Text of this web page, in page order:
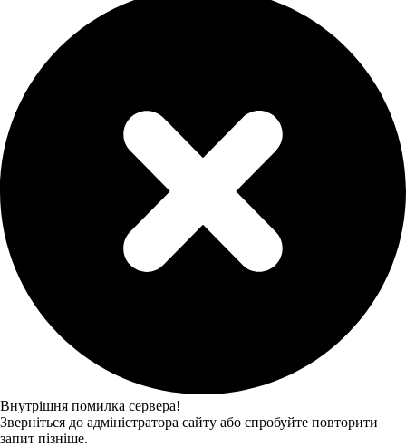
Внутрішня помилка сервера!
Зверніться до адміністратора сайту або спробуйте повторити
запит пізніше.